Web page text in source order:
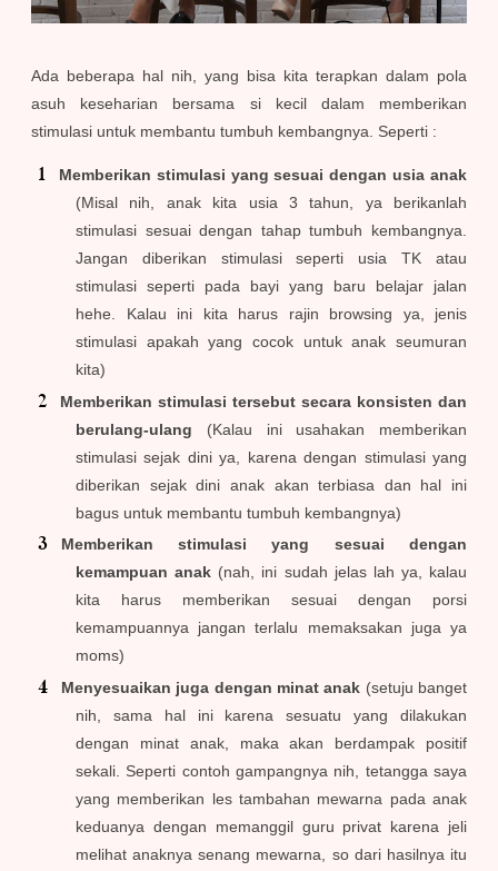
Ada beberapa hal nih, yang bisa kita terapkan dalam pola
asuh keseharian bersama si kecil dalam memberikan
stimulasi untuk membantu tumbuh kembangnya. Seperti :
Memberikan stimulasi yang sesuai dengan usia anak
(Misal nih, anak kita usia 3 tahun, ya berikanlah
stimulasi sesuai dengan tahap tumbuh kembangnya.
Jangan diberikan stimulasi seperti usia TK atau
stimulasi seperti pada bayi yang baru belajar jalan
hehe. Kalau ini kita harus rajin browsing ya, jenis
stimulasi apakah yang cocok untuk anak seumuran
kita)
Memberikan stimulasi tersebut secara konsisten dan
berulang-ulang (Kalau ini usahakan memberikan
stimulasi sejak dini ya, karena dengan stimulasi yang
diberikan sejak dini anak akan terbiasa dan hal ini
bagus untuk membantu tumbuh kembangnya)
Memberikan stimulasi yang sesuai dengan
kemampuan anak (nah, ini sudah jelas lah ya, kalau
kita harus memberikan sesuai dengan porsi
kemampuannya jangan terlalu memaksakan juga ya
moms)
Menyesuaikan juga dengan minat anak (setuju banget
nih, sama hal ini karena sesuatu yang dilakukan
dengan minat anak, maka akan berdampak positif
sekali. Seperti contoh gampangnya nih, tetangga saya
yang memberikan les tambahan mewarna pada anak
keduanya dengan memanggil guru privat karena jeli
melihat anaknya senang mewarna, so dari hasilnya itu